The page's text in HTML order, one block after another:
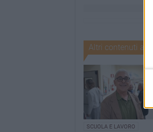
Altri contenuti a
SCUOLA E LAVORO